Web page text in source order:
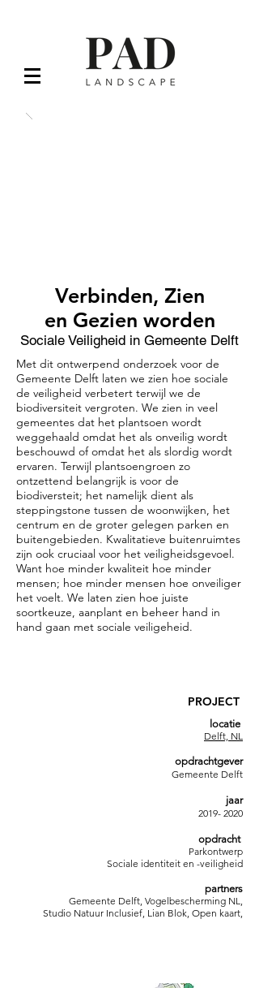
Verbinden, Zien
en Gezien worden
Sociale Veiligheid in Gemeente Delft
Met dit ontwerpend onderzoek voor de
Gemeente Delft laten we zien hoe sociale
de veiligheid verbetert terwijl we de
biodiversiteit vergroten. We zien in veel
gemeentes dat het plantsoen wordt
weggehaald omdat het als onveilig wordt
beschouwd of omdat het als slordig wordt
ervaren. Terwijl plantsoengroen zo
ontzettend belangrijk is voor de
biodiversteit; het namelijk dient als
steppingstone tussen de woonwijken, het
centrum en de groter gelegen parken en
buitengebieden. Kwalitatieve buitenruimtes
zijn ook cruciaal voor het veiligheidsgevoel.
Want hoe minder kwaliteit hoe minder
mensen; hoe minder mensen hoe onveiliger
het voelt. We laten zien hoe juiste
soortkeuze, aanplant en beheer hand in
hand gaan met sociale veiligeheid.
PROJECT
locatie
Delft, NL
opdrachtgever
Gemeente Delft
jaar
2019- 2020
opdracht
Parkontwerp
Sociale identiteit en -veiligheid
partners
Gemeente Delft, Vogelbescherming NL,
Studio Natuur Inclusief, Lian Blok, Open kaart,